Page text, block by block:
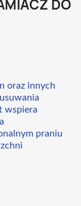
DO
oraz innych
wspiera
praniu